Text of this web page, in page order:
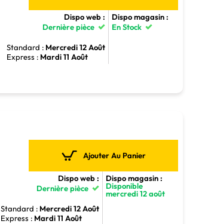
Dispo web :
Dernière pièce
Standard : Mercredi 12 Août
Express : Mardi 11 Août
Dispo magasin :
En Stock
Ajouter Au Panier
Dispo web :
Dernière pièce
Standard : Mercredi 12 Août
Express : Mardi 11 Août
Dispo magasin :
Disponible
mercredi 12 août